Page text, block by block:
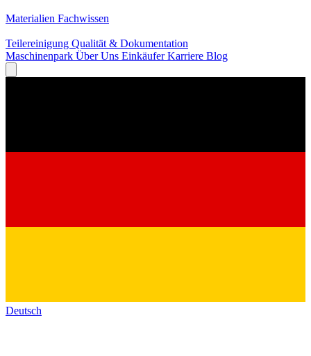
Materialien Fachwissen
Teilereinigung Qualität & Dokumentation
Maschinenpark Über Uns EinkäuferKarriere Blog
Deutsch